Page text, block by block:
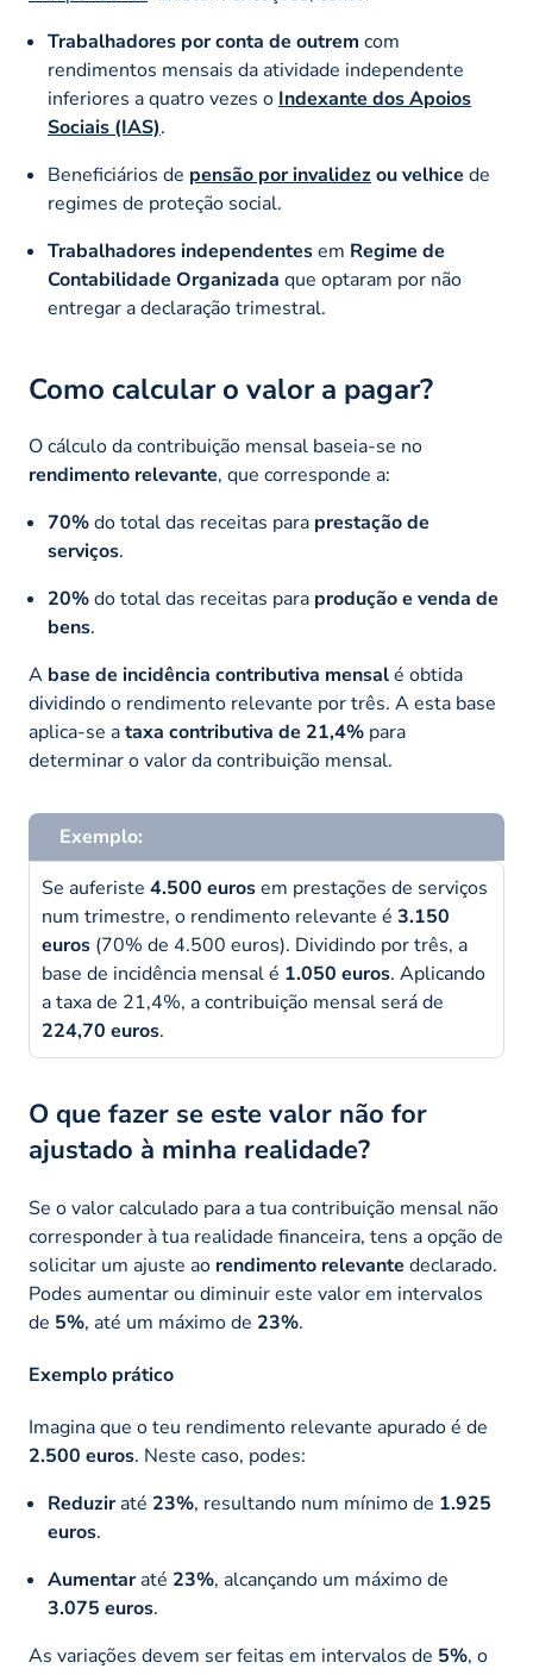
Trabalhadores por conta de outrem com
rendimentos mensais da atividade independente
inferiores a quatro vezes o Indexante dos Apoios
Sociais (IAS).
Beneficiários de pensão por invalidezou velhice de
regimes de proteção social.
Trabalhadores independentesem Regime de
Contabilidade Organizada que optaram por não
entregar a declaração trimestral.
Como calcular o valor a pagar?
O cálculo da contribuição mensal baseia-se no
rendimento relevante, que corresponde a:
70%do total das receitas para prestação de
serviços.
20%do total das receitas para produção e venda de
bens.
A base de incidência contributiva mensalé obtida
dividindo o rendimento relevante por três. A esta base
aplica-se ataxa contributiva de 21,4% para
determinar o valor da contribuição mensal.
Exemplo:
Se auferiste 4.500 eurosem prestações de serviços
num trimestre, o rendimento relevante é 3.150
euros (70% de 4.500 euros). Dividindo por três, a
base de incidência mensal é 1.050 euros. Aplicando
a taxa de 21,4%, a contribuição mensal será de
224,70 euros.
O que fazer se este valor não for
ajustado à minha realidade?
Se o valor calculado para a tua contribuição mensal não
corresponder à tua realidade financeira, tens a opção de
solicitar um ajuste ao rendimento relevante declarado.
Podes aumentar ou diminuir este valor em intervalos
de 5%, até um máximo de 23%.
Exemplo prático
Imagina que o teu rendimento relevante apurado é de
2.500 euros. Neste caso, podes:
Reduziraté 23%, resultando num mínimo de 1.925
euros.
Aumentaraté 23%, alcançando um máximo de
3.075 euros.
As variações devem ser feitas em intervalos de 5%, o